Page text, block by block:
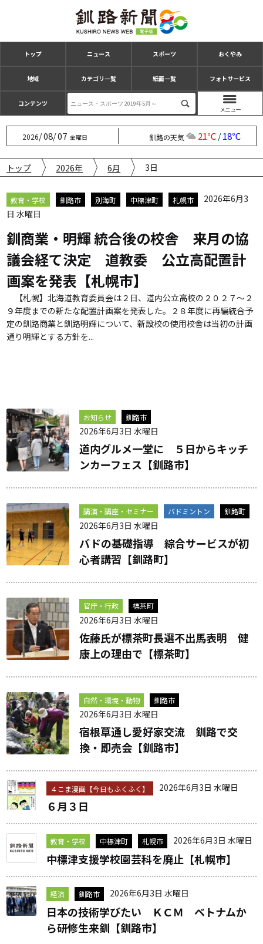
トップ ニュース スポーツ おくやみ
地域 カテゴリ一覧 紙面一覧 フォトサービス
コンテンツ
2026/08/07 金曜日 釧路の天気 21℃/18℃
トップ 2026年 6月 3日
教育・学校 釧路市 別海町 中標津町 札幌市
2026年6月3
日 水曜日
釧商業・明輝 統合後の校舎 来月の協
議会経て決定 道教委 公立高配置計
画案を発表【札幌市】
【札幌】北海道教育委員会は２日、道内公立高校の２０２７～２
９年度までの新たな配置計画案を発表した。２８年度に再編統合予
定の釧路商業と釧路明輝について、新設校の使用校舎は当初の計画
通り明輝とする方針を...
お知らせ 釧路市
2026年6月3日 水曜日
道内グルメ一堂に ５日からキッチ
ンカーフェス【釧路市】
講演・講座・セミナー バドミントン 釧路町
2026年6月3日 水曜日
バドの基礎指導 綜合サービスが初
心者講習【釧路町】
官庁・行政 標茶町
2026年6月3日 水曜日
佐藤氏が標茶町長選不出馬表明 健
康上の理由で【標茶町】
自然・環境・動物 釧路市
2026年6月3日 水曜日
宿根草通し愛好家交流 釧路で交
換・即売会【釧路市】
４こま漫画【今日もふくふく】 2026年6月3日 水曜日
６月３日
教育・学校 中標津町 札幌市 2026年6月3日 水曜日
中標津支援学校園芸科を廃止【札幌市】
経済 釧路市 2026年6月3日 水曜日
日本の技術学びたい ＫＣＭ ベトナムか
ら研修生来釧【釧路市】